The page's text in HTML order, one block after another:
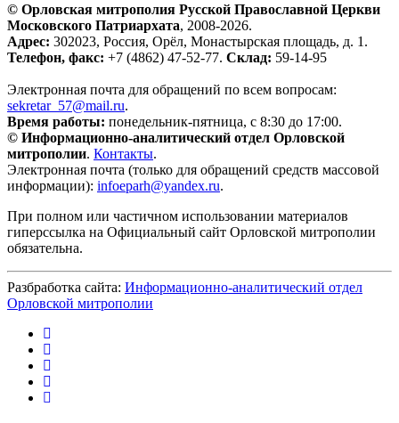
© Орловская митрополия Русской Православной Церкви
Московского Патриархата, 2008-2026.
Адрес: 302023, Россия, Орёл, Монастырская площадь, д. 1.
Телефон, факс: +7 (4862) 47-52-77. Склад: 59-14-95
Электронная почта для обращений по всем вопросам:
sekretar_57@mail.ru.
Время работы: понедельник-пятница, с 8:30 до 17:00.
© Информационно-аналитический отдел Орловской
митрополии. Контакты.
Электронная почта (только для обращений средств массовой
информации): infoeparh@yandex.ru.
При полном или частичном использовании материалов
гиперссылка на Официальный сайт Орловской митрополии
обязательна.
Разбработка сайта: Информационно-аналитический отдел
Орловской митрополии